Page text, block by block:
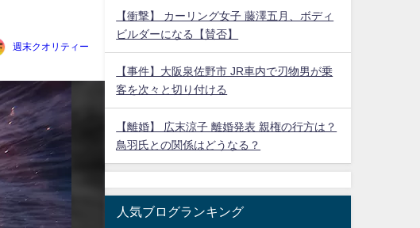
週末クオリティー
【衝撃】 カーリング女子 藤澤五月、ボディ
ビルダーになる【賛否】
【事件】大阪泉佐野市 JR車内で刃物男が乗
客を次々と切り付ける
【離婚】 広末涼子 離婚発表 親権の行方は？
鳥羽氏との関係はどうなる？
人気ブログランキング